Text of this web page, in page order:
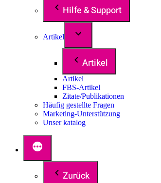
Hilfe & Support
Artikel
Artikel
Artikel
FBS-Artikel
Zitate/Publikationen
Häufig gestellte Fragen
Marketing-Unterstützung
Unser katalog
Zurück